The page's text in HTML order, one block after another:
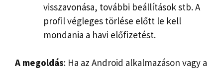
visszavonása, további beállítások stb. A
profil végleges törlése előtt le kell
mondania a havi előfizetést.
A megoldás: Ha az Android alkalmazáson vagy a